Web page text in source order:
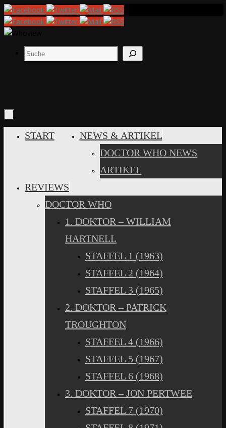
Zum
Inhalt
springen
Suchen
INHALT
START
NEWS & ARTIKEL
DOCTOR WHO NEWS
ARTIKEL
REVIEWS
DOCTOR WHO
1. DOKTOR – WILLIAM
HARTNELL
STAFFEL 1 (1963)
STAFFEL 2 (1964)
STAFFEL 3 (1965)
2. DOKTOR – PATRICK
TROUGHTON
STAFFEL 4 (1966)
STAFFEL 5 (1967)
STAFFEL 6 (1968)
3. DOKTOR – JON PERTWEE
STAFFEL 7 (1970)